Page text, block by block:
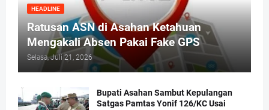
HEADLINE
Ratusan ASN di Asahan Ketahuan
Mengakali Absen Pakai Fake GPS
Selasa, Juli 21, 2026
Bupati Asahan Sambut Kepulangan
Satgas Pamtas Yonif 126/KC Usai